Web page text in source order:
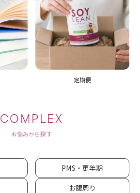
定期便
COMPLEX
お悩みから探す
PMS・更年期
お腹周り